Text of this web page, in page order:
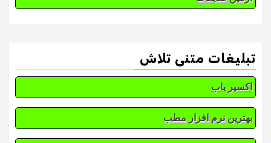
تبلیغات متنی تلاش
اکسیر یاب
بهترین نرم افزار مطب